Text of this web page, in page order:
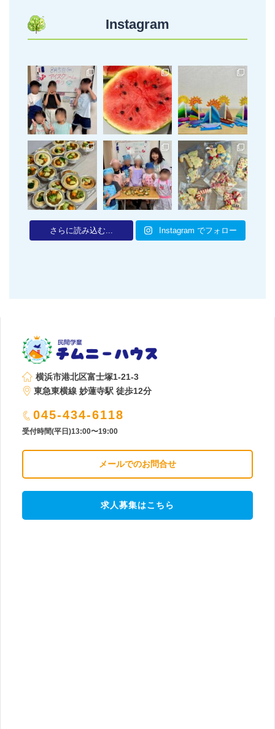
Instagram
さらに読み込む... Instagram でフォロー
横浜市港北区富士塚1-21-3
東急東横線 妙蓮寺駅 徒歩12分
045-434-6118
受付時間(平日)13:00〜19:00
メールでのお問合せ
求人募集はこちら